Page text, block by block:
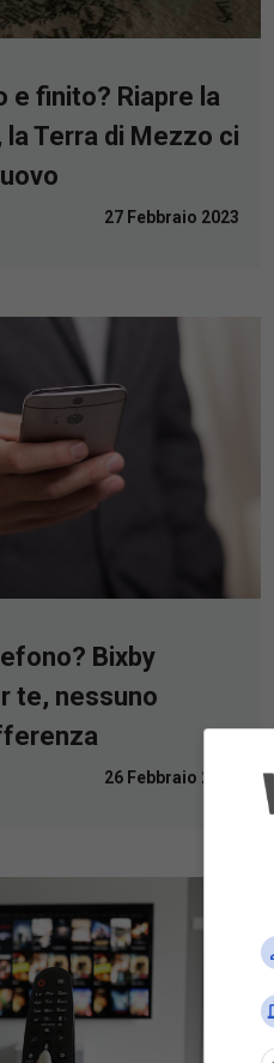
e finito? Riapre la
Terra di Mezzo ci
27 Febbraio 2023
Bixby
te, nessuno
26 Febbraio 2023